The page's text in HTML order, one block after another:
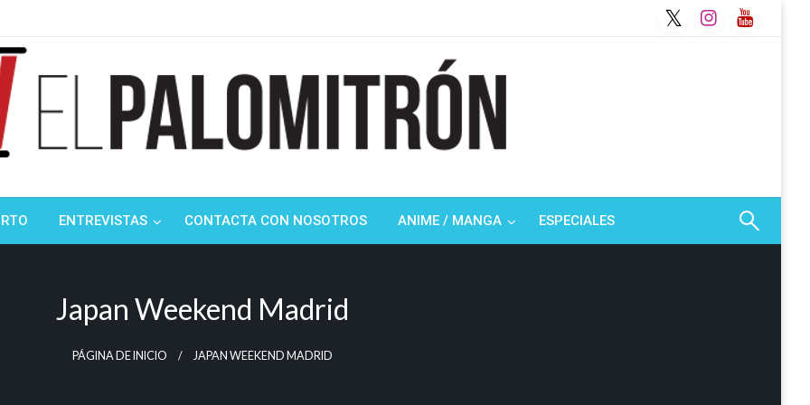
ENTREVISTAS CONTACTA CON NOSOTROS ANIME / MANGA ESPECIALES
Japan Weekend Madrid
PÁGINA DE INICIO JAPAN WEEKEND MADRID